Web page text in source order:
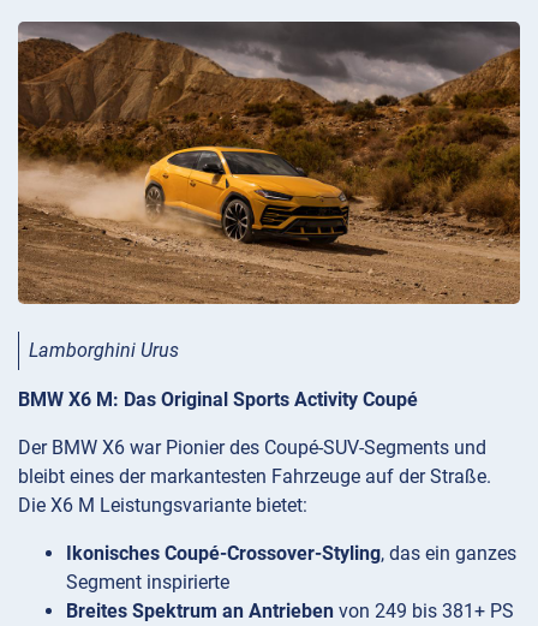
Lamborghini Urus
BMW X6 M: Das Original Sports Activity Coupé
Der BMW X6 war Pionier des Coupé-SUV-Segments und
bleibt eines der markantesten Fahrzeuge auf der Straße.
Die X6 M Leistungsvariante bietet:
Ikonisches Coupé-Crossover-Styling, das ein ganzes
Segment inspirierte
Breites Spektrum an Antrieben von 249 bis 381+ PS